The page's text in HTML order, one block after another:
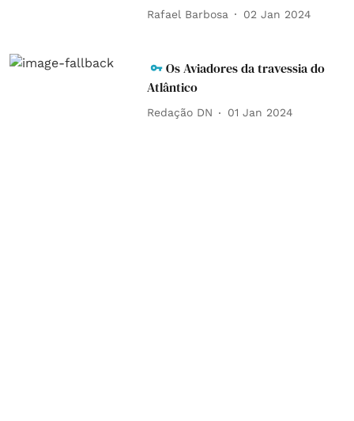
Rafael Barbosa 02 Jan 2024
Os Aviadores da travessia do
Atlântico
Redação DN 01 Jan 2024